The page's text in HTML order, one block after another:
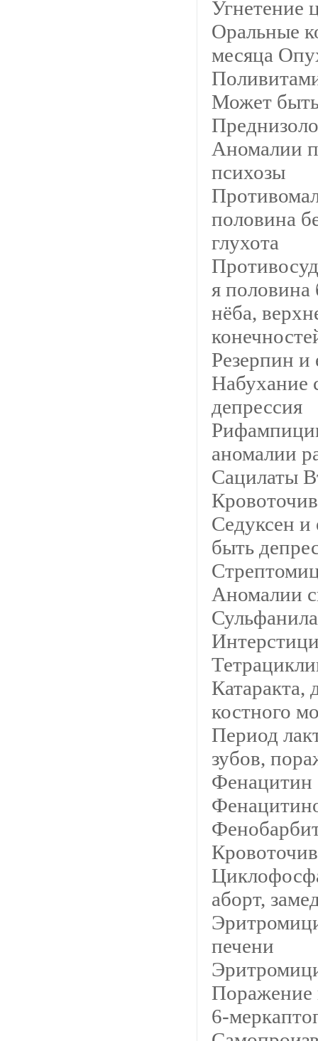
Угнетение
Оральные
месяца
Может
Аномалии
психозы
половина
глухота
я
нёба,
Резерпин и
Набухание
депрессия
аномалии
Сацилаты
Седуксен
быть
Аномалии
Катаракта,
костного
Период
зубов,
Фенацитин
аборт,
печени
Поражение
6-